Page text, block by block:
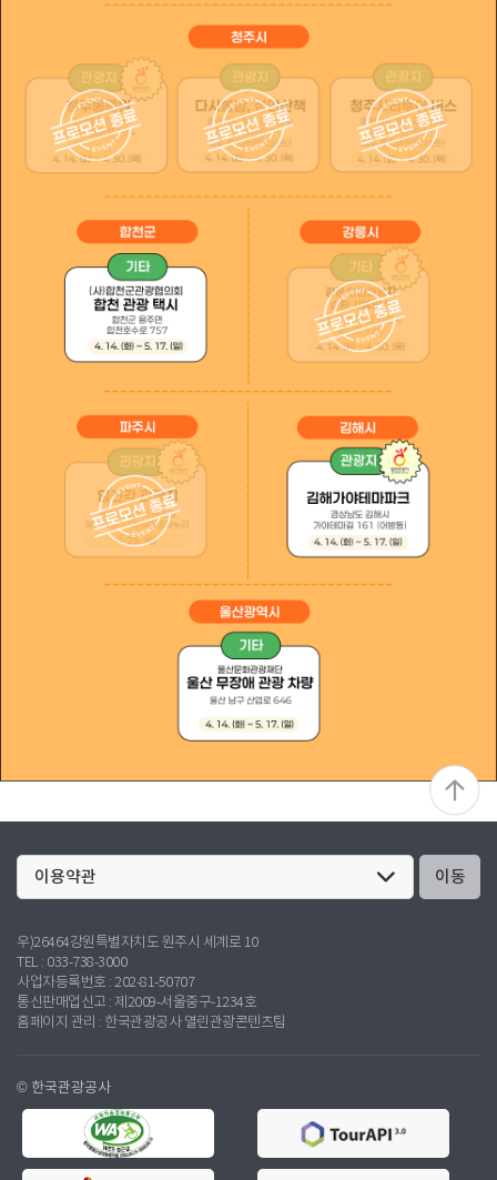
이동
우)26464강원특별자치도 원주시 세계로 10
TEL : 033-738-3000
사업자등록번호 : 202-81-50707
통신판매업신고 : 제2009-서울중구-1234호
홈페이지 관리 : 한국관광공사 열린관광콘텐츠팀
© 한국관광공사